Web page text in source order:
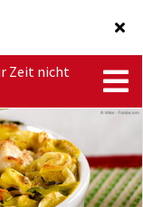
Zeit nicht